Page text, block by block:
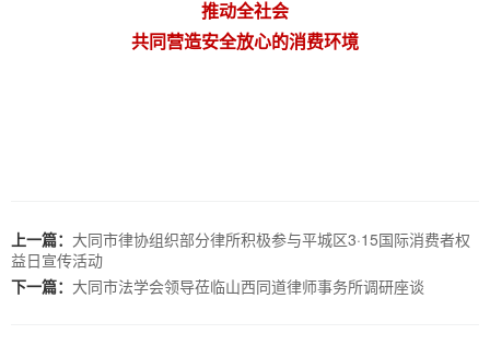
推动全社会
共同营造安全放心的消费环境
上一篇： 大同市律协组织部分律所积极参与平城区3·15国际消费者权
益日宣传活动
下一篇： 大同市法学会领导莅临山西同道律师事务所调研座谈